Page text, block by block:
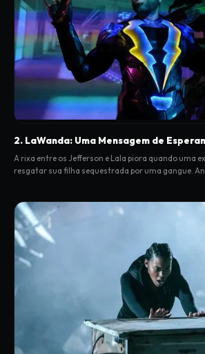
2. LaWanda: Uma Mensagem de
A rixa entre os Jefferson e Lala piora quando uma
resgatar sua filha sequestrada por uma gangue.